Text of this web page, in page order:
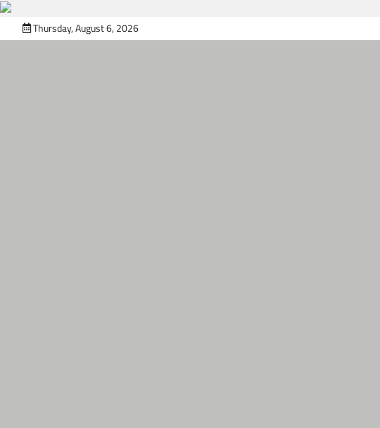
to
Thursday, August 6, 2026